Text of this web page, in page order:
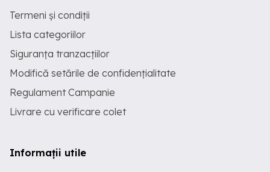
Termeni și condiții
Lista categoriilor
Siguranța tranzacțiilor
Modifică setările de confidențialitate
Regulament Campanie
Livrare cu verificare colet
Informații utile